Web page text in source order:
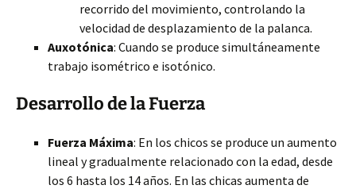
recorrido del movimiento, controlando la
velocidad de desplazamiento de la palanca.
Auxotónica: Cuando se produce simultáneamente
trabajo isométrico e isotónico.
Desarrollo de la Fuerza
Fuerza Máxima: En los chicos se produce un aumento
lineal y gradualmente relacionado con la edad, desde
los 6 hasta los 14 años. En las chicas aumenta de